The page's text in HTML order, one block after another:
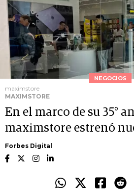
NEGOCIOS
maximstore
MAXIMSTORE
En el marco de su 35°
maximstore estrenó
Forbes Digital